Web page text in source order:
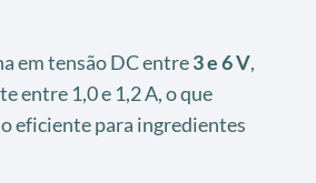
em tensão DC entre3 e 6 V,
entre 1,0 e 1,2 A, o que
eficiente para ingredientes